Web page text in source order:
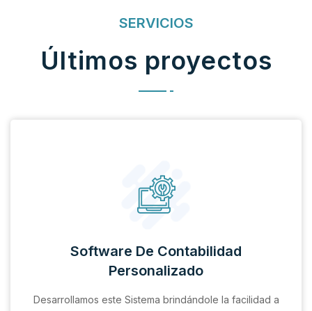
SERVICIOS
Últimos proyectos
Software De Contabilidad
Personalizado
Desarrollamos este Sistema brindándole la facilidad a